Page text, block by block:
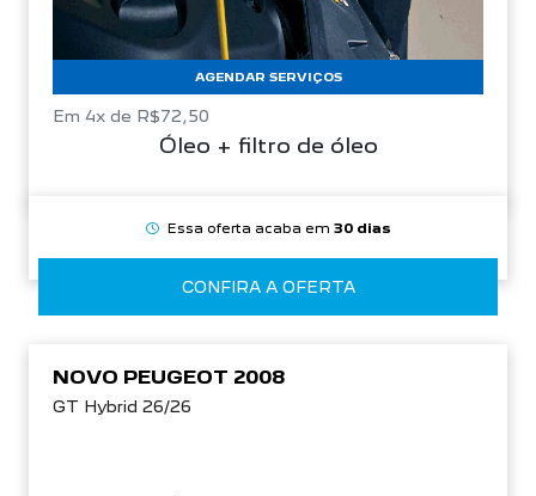
Óleo + filtro de óleo
AGENDAR SERVIÇOS
Em 4x de R$72,50
Essa oferta acaba em 30 dias
CONFIRA A OFERTA
NOVO PEUGEOT 2008
GT Hybrid 26/26